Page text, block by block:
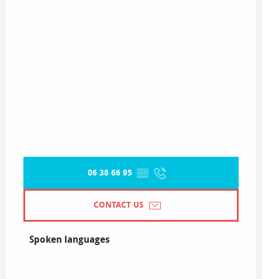
06 38 66 95 ▒▒
CONTACT US
Spoken languages
Spoken languages